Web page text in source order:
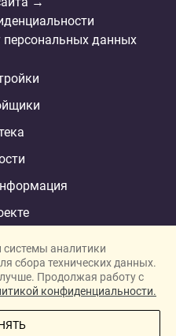
персональных данных
in Dubai
in London
аналитики
сбора технических данных.
Продолжая работу с
конфиденциальности.